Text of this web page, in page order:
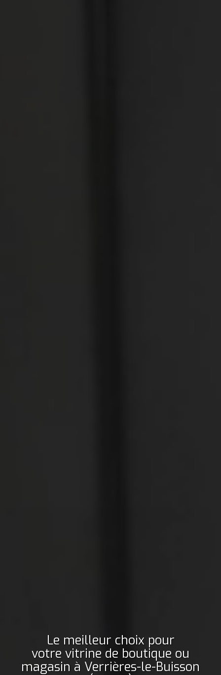
Le meilleur choix pour
votre vitrine de boutique ou
magasin à Verrières-le-Buisson